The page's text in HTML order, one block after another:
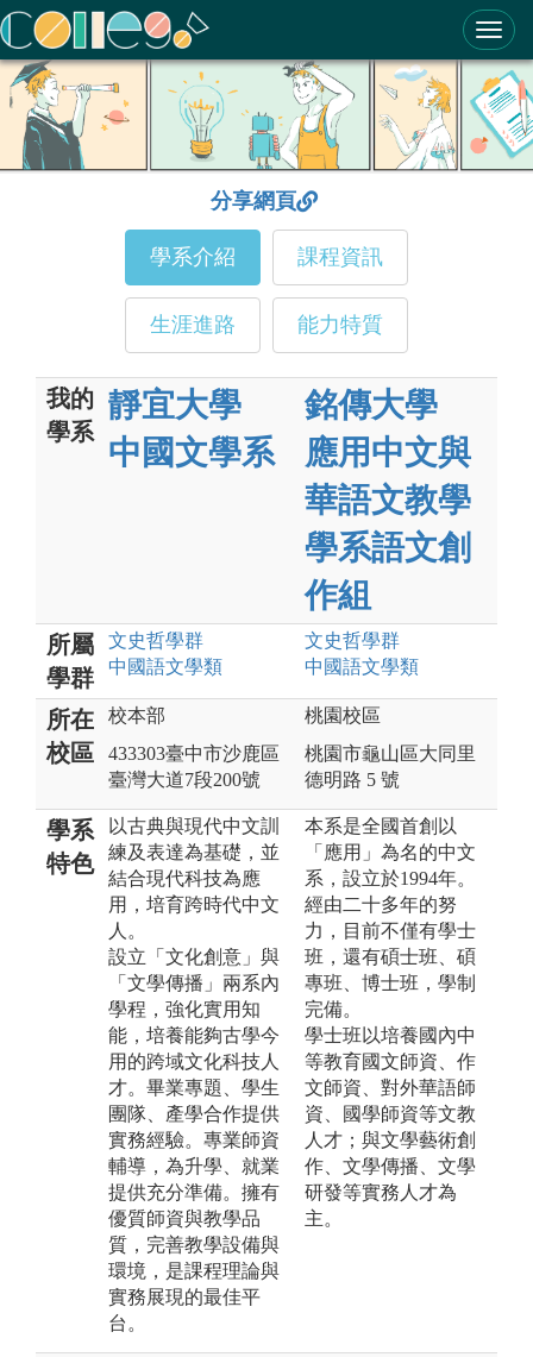
ColleGo! 大學選才與高中育才輔助系統
分享網頁
學系介紹 課程資訊
生涯進路 能力特質
我的
學系
靜宜大學
中國文學系
銘傳大學
應用中文與
華語文教學
學系語文創
作組
所屬
學群
文史哲學群
中國語文學類
文史哲學群
中國語文學類
所在
校區
校本部
433303臺中市沙鹿區
臺灣大道7段200號
桃園校區
桃園市龜山區大同里
德明路 5 號
學系
特色
以古典與現代中文訓
練及表達為基礎，並
結合現代科技為應
用，培育跨時代中文
人。
設立「文化創意」與
「文學傳播」兩系內
學程，強化實用知
能，培養能夠古學今
用的跨域文化科技人
才。畢業專題、學生
團隊、產學合作提供
實務經驗。專業師資
輔導，為升學、就業
提供充分準備。擁有
優質師資與教學品
質，完善教學設備與
環境，是課程理論與
實務展現的最佳平
台。
本系是全國首創以
「應用」為名的中文
系，設立於1994年。
經由二十多年的努
力，目前不僅有學士
班，還有碩士班、碩
專班、博士班，學制
完備。
學士班以培養國內中
等教育國文師資、作
文師資、對外華語師
資、國學師資等文教
人才；與文學藝術創
作、文學傳播、文學
研發等實務人才為
主。